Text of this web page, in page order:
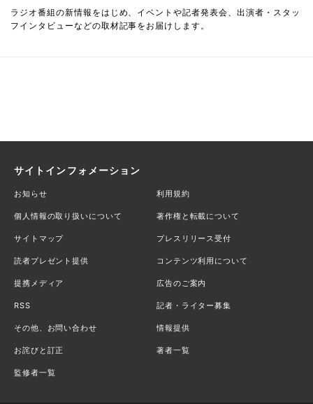
ラジオ番組の新情報をはじめ、イベントや記者発表会、出演者・スタッ
フインタビューなどの取材記事をお届けします。
サイトインフォメーション
お知らせ 利用規約
個人情報の取り扱いについて 著作権と転載について
サイトマップ プレスリリース受付
読者プレゼント提供 コンテンツ利用について
提携メディア 広告のご案内
RSS 記者・ライター募集
その他、お問い合わせ 情報提供
お詫びと訂正 著者一覧
監修者一覧